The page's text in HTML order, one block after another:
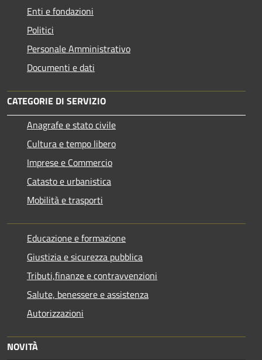
Enti e fondazioni
Politici
Personale Amministrativo
Documenti e dati
CATEGORIE DI SERVIZIO
Anagrafe e stato civile
Cultura e tempo libero
Imprese e Commercio
Catasto e urbanistica
Mobilità e trasporti
Educazione e formazione
Giustizia e sicurezza pubblica
Tributi,finanze e contravvenzioni
Salute, benessere e assistenza
Autorizzazioni
NOVITÀ